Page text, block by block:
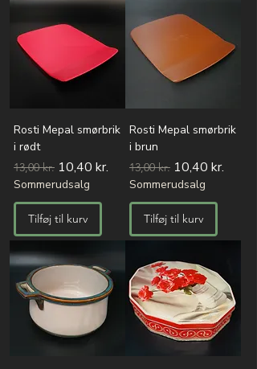
Rosti Mepal smørbrik
i rødt
Regulær pris
13,00 kr. Salgspris
10,40 kr.
Sommerudsalg
Tilføj til kurv
Rosti Mepal smørbrik
i brun
Regulær pris
13,00 kr. Salgspris
10,40 kr.
Sommerudsalg
Tilføj til kurv